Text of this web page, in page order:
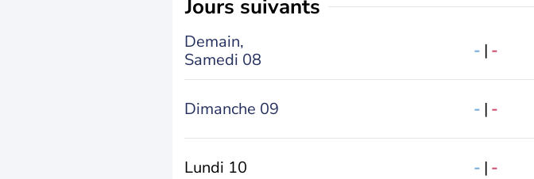
jours suivants
Demain,
Samedi 08
- | -
Dimanche 09 - | -
Lundi 10 - | -